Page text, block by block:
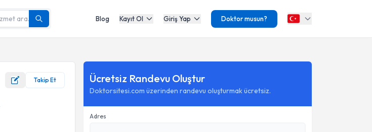
Blog Kayıt Ol Giriş Yap Doktor musun?
Takip Et Ücretsiz Randevu Oluştur
Doktorsitesi.com üzerinden randevu oluşturmak ücretsiz.
Adres